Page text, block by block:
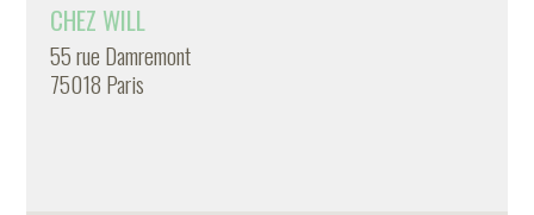
CHEZ WILL
55 rue Damremont
75018 Paris